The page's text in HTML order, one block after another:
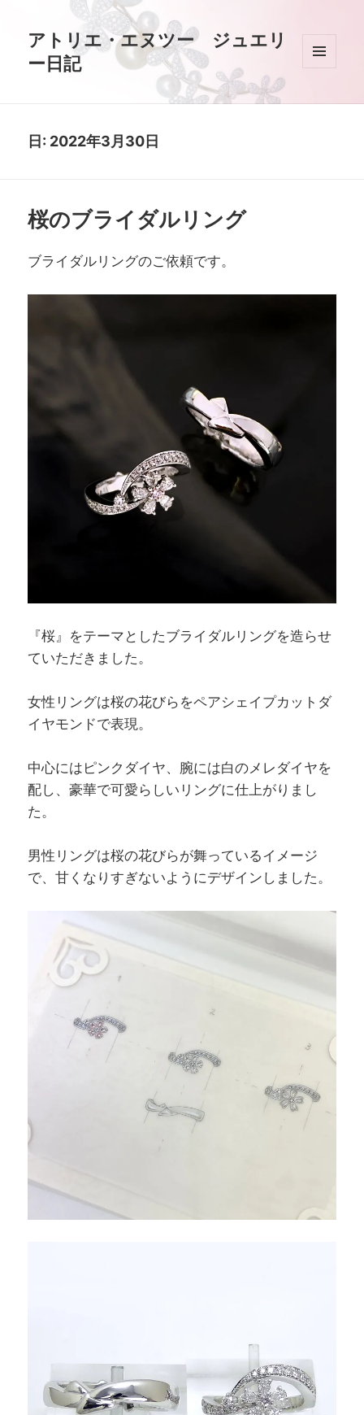
アトリエ・エヌツー ジュエリ
ー日記
ィジェ
日: 2022年3月30日
桜のブライダルリング
ブライダルリングのご依頼です。
『桜』をテーマとしたブライダルリングを造らせ
ていただきました。
女性リングは桜の花びらをペアシェイプカットダ
イヤモンドで表現。
中心にはピンクダイヤ、腕には白のメレダイヤを
配し、豪華で可愛らしいリングに仕上がりまし
た。
男性リングは桜の花びらが舞っているイメージ
で、甘くなりすぎないようにデザインしました。